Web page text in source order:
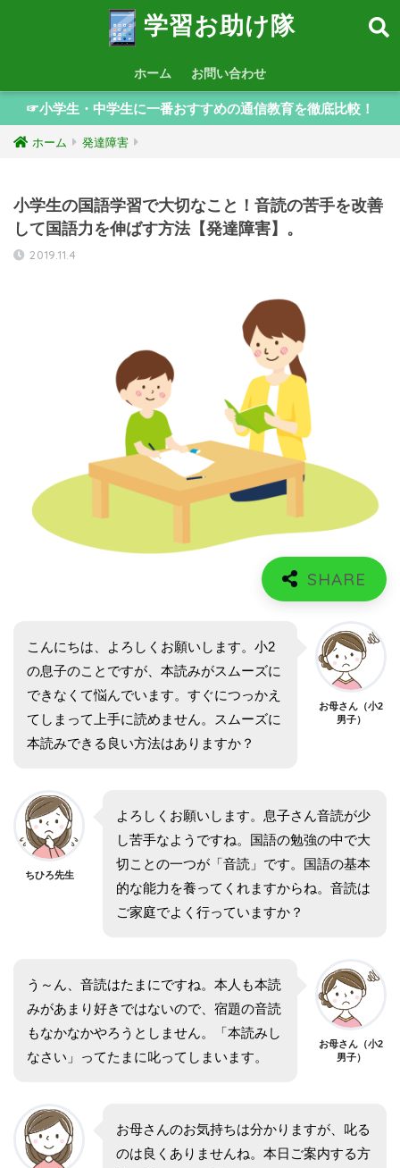
学習お助け隊
ホーム お問い合わせ
☞小学生・中学生に一番おすすめの通信教育を徹底比較！
ホーム 発達障害
小学生の国語学習で大切なこと！音読の苦手を改善
して国語力を伸ばす方法【発達障害】。
2019.11.4
こんにちは、よろしくお願いします。小2
の息子のことですが、本読みがスムーズに
できなくて悩んでいます。すぐにつっかえ
てしまって上手に読めません。スムーズに
本読みできる良い方法はありますか？
お母さん（小2
男子）
ちひろ先生
よろしくお願いします。息子さん音読が少
し苦手なようですね。国語の勉強の中で大
切ことの一つが「音読」です。国語の基本
的な能力を養ってくれますからね。音読は
ご家庭でよく行っていますか？
う～ん、音読はたまにですね。本人も本読
みがあまり好きではないので、宿題の音読
もなかなかやろうとしません。「本読みし
なさい」ってたまに叱ってしまいます。
お母さん（小2
男子）
お母さんのお気持ちは分かりますが、叱る
のは良くありませんね。本日ご案内する方